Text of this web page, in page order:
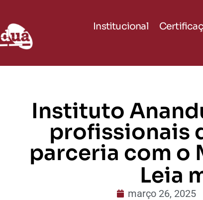
Institucional
Instituto
profissionais
parceria com o
Leia
março 26, 2025